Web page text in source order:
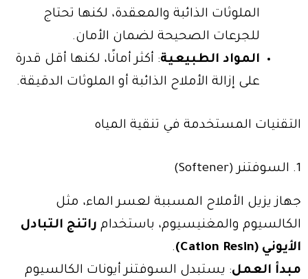
الملوثات الذائبة والمعقدة، لكنها تحتاج
للجرعات الصحيحة لضمان الأمان.
المواد الطبيعية: أكثر أمانًا، لكنها أقل قدرة
على إزالة الأملاح الذائبة أو الملوثات الدقيقة.
التقنيات المستخدمة في تنقية المياه
1. السوفتنر (Softener)
جهاز يزيل الأملاح المسببة لعسر الماء، مثل
الكالسيوم والمغنيسيوم، باستخدام راتنج التبادل
الأيوني (Cation Resin)
.
مبدأ العمل: يستبدل السوفتنر أيونات الكالسيوم